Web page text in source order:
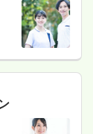
ンク可
見る